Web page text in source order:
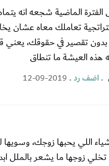
الماضية شجعه انه
تعاملك معاه عشان
بدون تقصير في حقوقك،
هذه العيشة ما تنطاق
.اضف رد.
12-09-2019
اللي يحبها زوجك، وسويها
زوجها ما يشعر بالملل